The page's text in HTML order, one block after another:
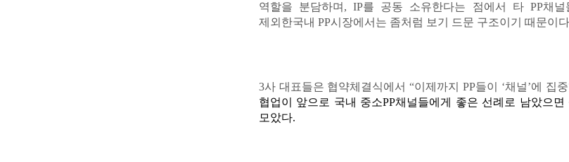
역할을 분담하며 , IP를 공동 소유한다는 점에서 타PP채
제외한국내 PP시장에서는 좀처럼 보기 드문 구조이기 때문이다
3사 대표들은 협약체결식에서“이제까지PP들이 ‘채널’에 집
협업이 앞으로 국내 중소PP채널들에게 좋은 선례로 남았으면
모았다.